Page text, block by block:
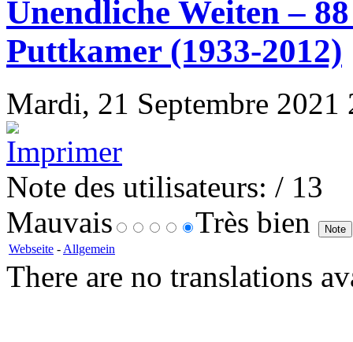
Unendliche Weiten –
Puttkamer (1933-2012)
Mardi, 21 Septembre
Note des utilisateurs: / 13
Mauvais
Très bien
Webseite - Allgemein
There are no translations